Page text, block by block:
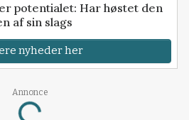
potentialet: Har høstet den
af sin slags
nyheder her
Annonce
Loading...